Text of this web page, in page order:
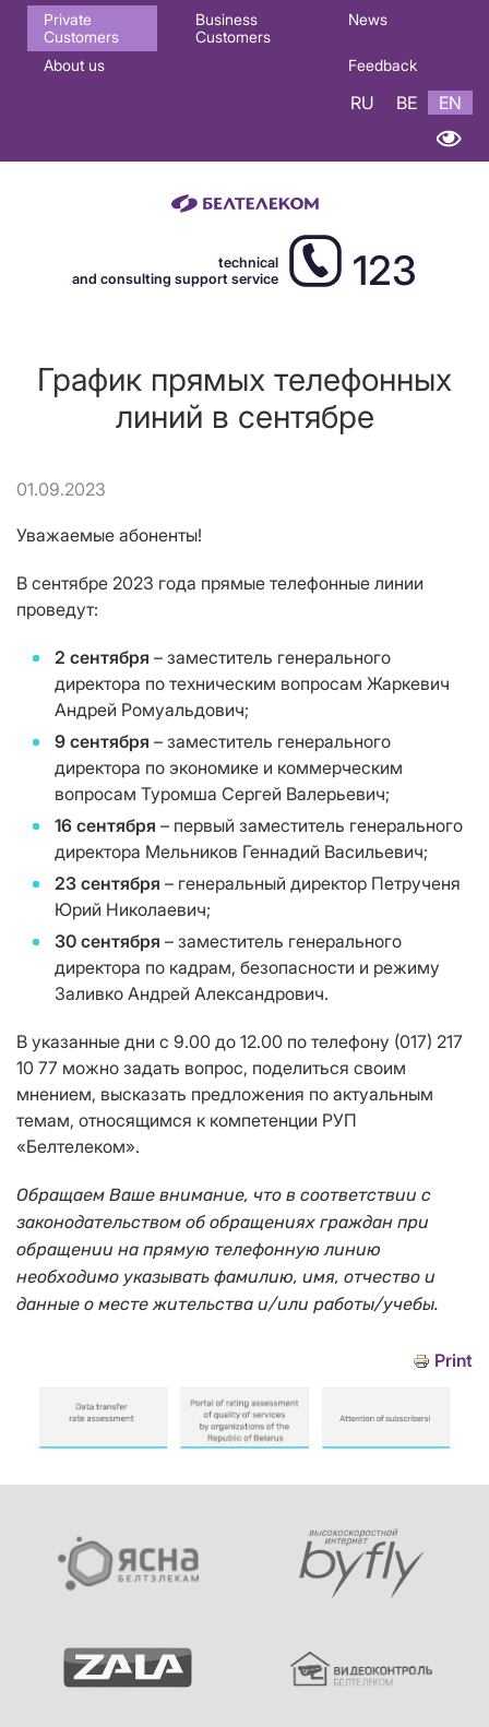
Основная
навигация
Private
Customers
Business
Customers
News
About us Feedback
RU BE EN
technical
and consulting support service
123
График прямых телефонных
линий в сентябре
01.09.2023
Уважаемые абоненты!
В сентябре 2023 года прямые телефонные линии
проведут:
2 сентября – заместитель генерального
директора по техническим вопросам Жаркевич
Андрей Ромуальдович;
9 сентября – заместитель генерального
директора по экономике и коммерческим
вопросам Туромша Сергей Валерьевич;
16 сентября – первый заместитель генерального
директора Мельников Геннадий Васильевич;
23 сентября – генеральный директор Петрученя
Юрий Николаевич;
30 сентября – заместитель генерального
директора по кадрам, безопасности и режиму
Заливко Андрей Александрович.
В указанные дни с 9.00 до 12.00 по телефону (017) 217
10 77 можно задать вопрос, поделиться своим
мнением, высказать предложения по актуальным
темам, относящимся к компетенции РУП
«Белтелеком».
Обращаем Ваше внимание, что в соответствии с
законодательством об обращениях граждан при
обращении на прямую телефонную линию
необходимо указывать фамилию, имя, отчество и
данные о месте жительства и/или работы/учебы.
Print